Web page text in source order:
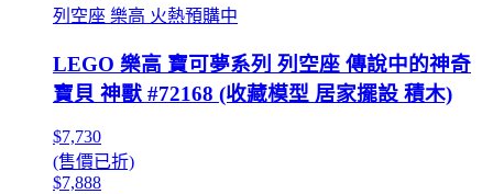
列空座 樂高 火熱預購中
LEGO 樂高 寶可夢系列 列空座 傳說中的神奇
寶貝 神獸 #72168 (收藏模型 居家擺設 積木)
$7,730
(售價已折)
$7,888